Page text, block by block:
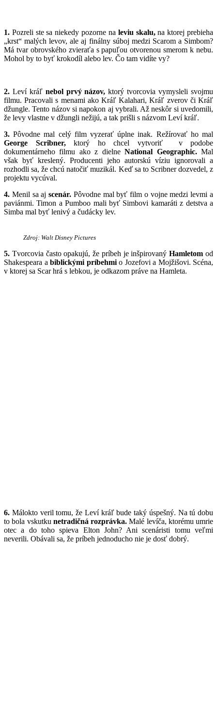
1. Pozreli ste sa niekedy pozorne na leviu skalu,na ktorej prebieha
„krst“ malých levov, ale aj finálny súboj medzi Scarom a Simbom?
Má tvar obrovského zvieraťa s papuľou otvorenou smerom k nebu.
Mohol by to byť krokodíl alebo lev. Čo tam vidíte vy?
2. Leví kráľ nebol prvý názov, ktorý tvorcovia vymysleli svojmu
filmu. Pracovali s menami ako Kráľ Kalahari, Kráľ zverov či Kráľ
džungle. Tento názov si napokon aj vybrali. Až neskôr si uvedomili,
že levy vlastne v džungli nežijú, a tak prišli s názvom Leví kráľ.
3. Pôvodne mal celý film vyzerať úplne inak. Režírovať ho mal
George Scribner, ktorý ho chcel vytvoriť v podobe
dokumentárneho filmu ako z dielneNational Geographic.Mal
však byť kreslený. Producenti jeho autorskú víziu ignorovali a
rozhodli sa, že chcú natočiť muzikál. Keď sa to Scribner dozvedel, z
projektu vycúval.
4. Menil sa ajscenár. Pôvodne mal byť film o vojne medzi levmi a
paviánmi. Timon a Pumboo mali byť Simbovi kamaráti z detstva a
Simba mal byť lenivý a čudácky lev.
Zdroj: Walt Disney Pictures
5. Tvorcovia často opakujú, že príbeh je inšpirovanýHamletom od
Shakespeara a biblickými príbehmio Jozefovi a Mojžišovi. Scéna,
v ktorej sa Scar hrá s lebkou, je odkazom práve na Hamleta.
6. Málokto veril tomu, že Leví kráľ bude taký úspešný. Na tú dobu
to bola vskutku netradičná rozprávka. Malé levíča, ktorému umrie
otec a do toho spieva Elton John? Ani scenáristi tomu veľmi
neverili. Obávali sa, že príbeh jednoducho nie je dosť dobrý.